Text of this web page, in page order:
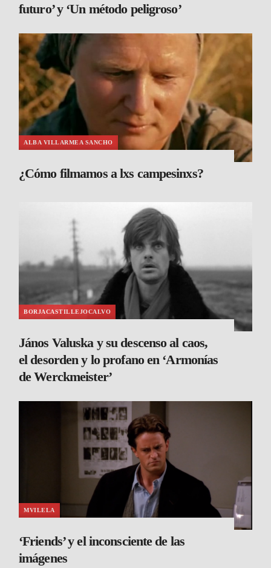
futuro’ y ‘Un método peligroso’
ALBA VILLARMEA SANCHO
¿Cómo filmamos a lxs campesinxs?
BORJACASTILLEJOCALVO
János Valuska y su descenso al caos,
el desorden y lo profano en ‘Armonías
de Werckmeister’
MVILELA
‘Friends’ y el inconsciente de las
imágenes